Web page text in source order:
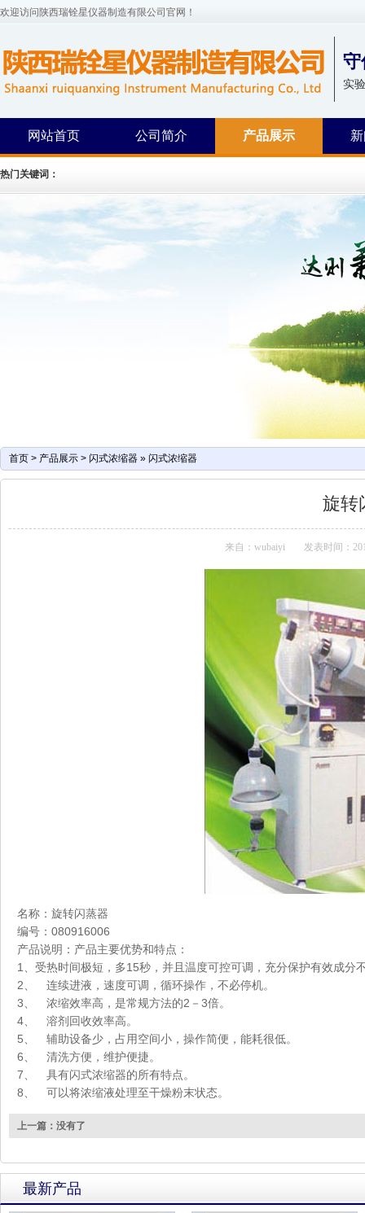
欢迎访问陕西瑞铨星仪器制造有限公司官网！
守
实
网站首页 公司简介 产品展示
热门关键词：
首页 > 产品展示 > 闪式浓缩器 » 闪式浓缩器
旋转
来自：wubaiyi 发表时间：
名称：旋转闪蒸器
编号：080916006
产品说明：产品主要优势和特点：
1、受热时间极短，多15秒，并且温度可控可调，充分保护有效成分
2、 连续进液，速度可调，循环操作，不必停机。
3、 浓缩效率高，是常规方法的2－3倍。
4、 溶剂回收效率高。
5、 辅助设备少，占用空间小，操作简便，能耗很低。
6、 清洗方便，维护便捷。
7、 具有闪式浓缩器的所有特点。
8、 可以将浓缩液处理至干燥粉末状态。
上一篇：没有了
最新产品